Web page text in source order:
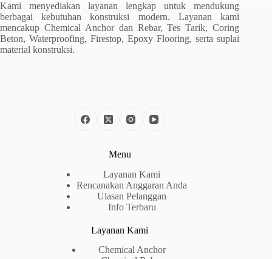
Kami menyediakan layanan lengkap untuk mendukung
berbagai kebutuhan konstruksi modern. Layanan kami
mencakup Chemical Anchor dan Rebar, Tes Tarik, Coring
Beton, Waterproofing, Firestop, Epoxy Flooring, serta suplai
material konstruksi.
Menu
Layanan Kami
Rencanakan Anggaran Anda
Ulasan Pelanggan
Info Terbaru
Layanan Kami
Chemical Anchor